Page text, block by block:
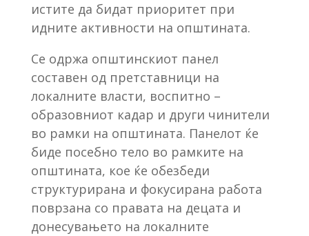
истите да бидат приоритет при
идните активности на општината.
Се одржа општинскиот панел
составен од претставници на
локалните власти, воспитно –
образовниот кадар и други чинители
во рамки на општината. Панелот ќе
биде посебно тело во рамките на
општината, кое ќе обезбеди
структурирана и фокусирана работа
поврзана со правата на децата и
донесувањето на локалните